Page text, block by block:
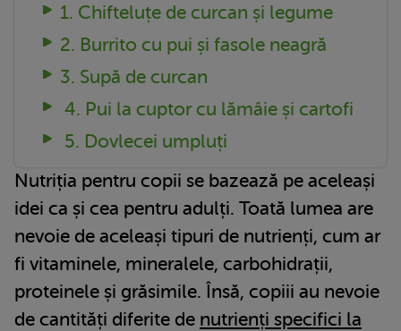
1. Chifteluțe de curcan și legume
2. Burrito cu pui și fasole neagră
3. Supă de curcan
4. Pui la cuptor cu lămâie și cartofi
5. Dovlecei umpluți
Nutriția pentru copii se bazează pe aceleași
idei ca și cea pentru adulți. Toată lumea are
nevoie de aceleași tipuri de nutrienți, cum ar
fi vitaminele, mineralele, carbohidrații,
proteinele și grăsimile. Însă, copiii au nevoie
de cantități diferite de nutrienți specifici la